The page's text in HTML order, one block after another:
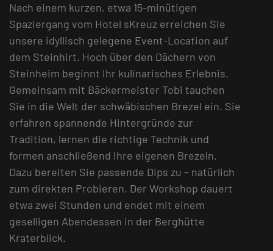
Nach einem kurzen, etwa 15-minütigen
Spaziergang vom Hotel sKreuz erreichen Sie
unsere idyllisch gelegene Event-Location auf
dem Steinhirt. Hoch über den Dächern von
Steinheim beginnt Ihr kulinarisches Erlebnis.
Gemeinsam mit Bäckermeister Tobi tauchen
Sie in die Welt der schwäbischen Brezel ein. Sie
erfahren spannende Hintergründe zur
Tradition, lernen die richtige Technik und
formen anschließend Ihre eigenen Brezeln.
Dazu bereiten Sie passende Dips zu – natürlich
zum direkten Probieren. Der Workshop dauert
etwa zwei Stunden und endet mit einem
geselligen Abendessen in der Berghütte
Kraterblick.